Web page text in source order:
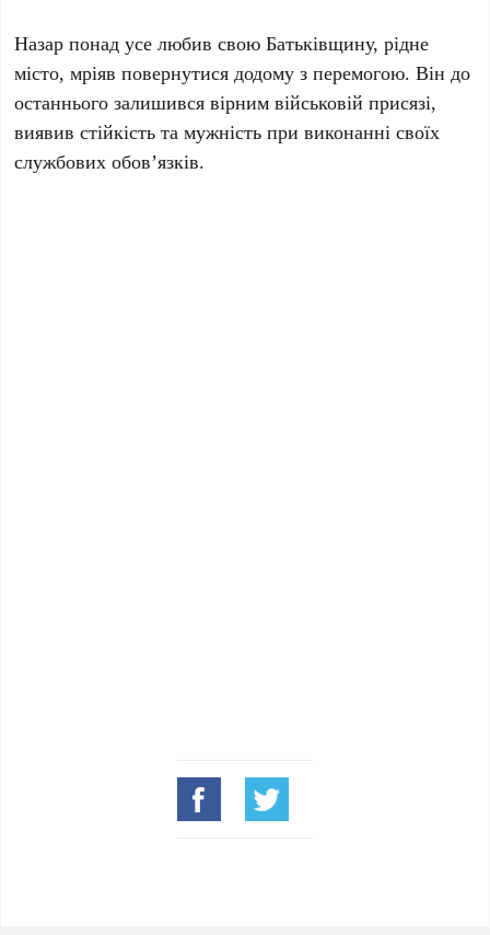
Назар понад усе любив свою Батьківщину, рідне
місто, мріяв повернутися додому з перемогою. Він до
останнього залишився вірним військовій присязі,
виявив стійкість та мужність при виконанні своїх
службових обов’язків.